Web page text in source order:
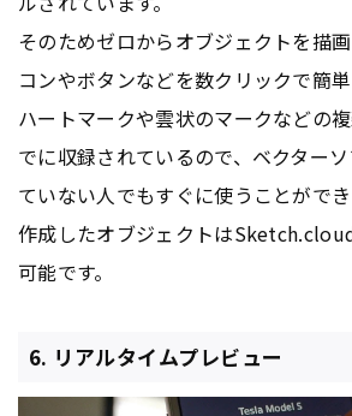
そのためゼロからオブジェクトを描
コンやボタンなどを数クリックで簡単
ハートマークや雲状のマークなどの
でに収録されているので、ベクター
ていない人でもすぐに使うことができ
作成したオブジェクトは
可能です。
6. リアルタイムプレビュー